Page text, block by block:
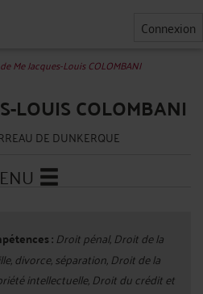
Connexion
Me Jacques-Louis COLOMBANI
LOUIS COLOMBANI
DE DUNKERQUE
:Droit pénal, Droit de la
divorce, séparation, Droit de la
intellectuelle, Droit du crédit et